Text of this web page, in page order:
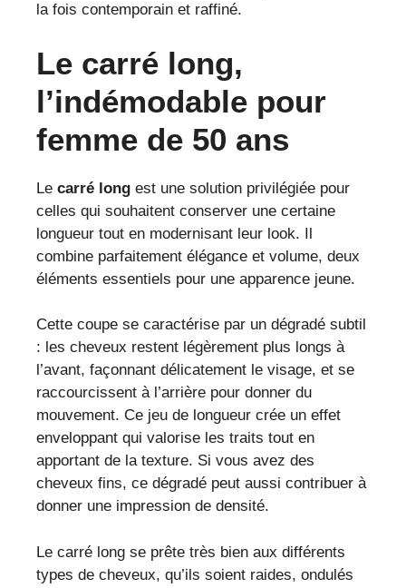
la fois contemporain et raffiné.
Le carré long,
l’indémodable pour
femme de 50 ans
Le carré long est une solution privilégiée pour
celles qui souhaitent conserver une certaine
longueur tout en modernisant leur look. Il
combine parfaitement élégance et volume, deux
éléments essentiels pour une apparence jeune.
Cette coupe se caractérise par un dégradé subtil
: les cheveux restent légèrement plus longs à
l’avant, façonnant délicatement le visage, et se
raccourcissent à l’arrière pour donner du
mouvement. Ce jeu de longueur crée un effet
enveloppant qui valorise les traits tout en
apportant de la texture. Si vous avez des
cheveux fins, ce dégradé peut aussi contribuer à
donner une impression de densité.
Le carré long se prête très bien aux différents
types de cheveux, qu’ils soient raides, ondulés